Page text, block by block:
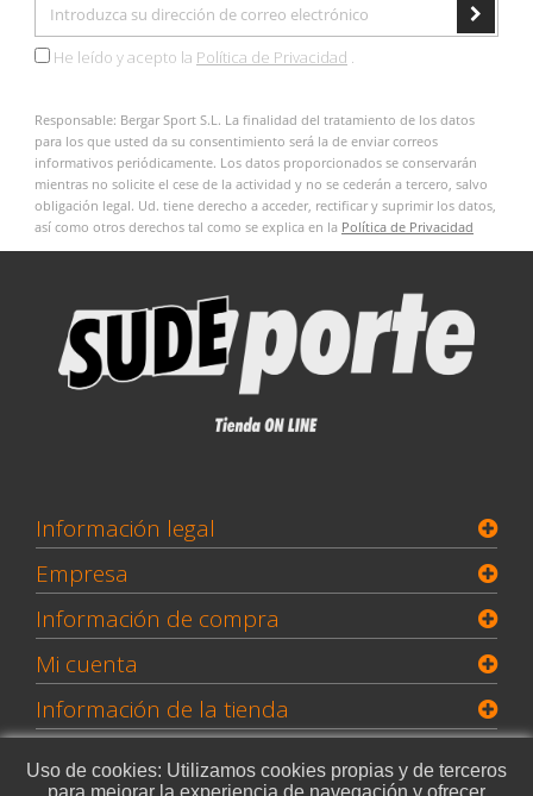
He leído y acepto la Política de Privacidad .
Responsable: Bergar Sport S.L. La finalidad del tratamiento de los datos
para los que usted da su consentimiento será la de enviar correos
informativos periódicamente. Los datos proporcionados se conservarán
mientras no solicite el cese de la actividad y no se cederán a tercero, salvo
obligación legal. Ud. tiene derecho a acceder, rectificar y suprimir los datos,
así como otros derechos tal como se explica en la Política de Privacidad
Información legal
Empresa
Información de compra
Mi cuenta
Uso de cookies: Utilizamos cookies propias y de terceros
para mejorar la experiencia de navegación y ofrecer
Información de la tienda